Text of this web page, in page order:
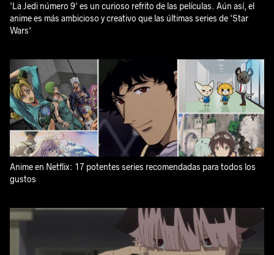
'La Jedi número 9' es un curioso refrito de las películas. Aún así, el
anime es más ambicioso y creativo que las últimas series de 'Star
Wars'
Anime en Netflix: 17 potentes series recomendadas para todos los
gustos